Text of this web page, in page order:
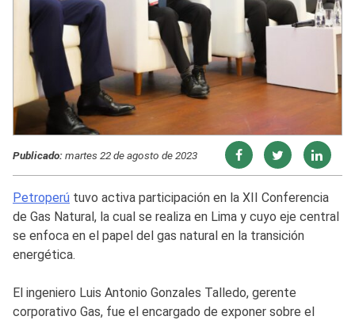
Publicado:martes 22 de agosto de 2023
Petroperú tuvo activa participación en la XII Conferencia
de Gas Natural, la cual se realiza en Lima y cuyo eje central
se enfoca en el papel del gas natural en la transición
energética.
El ingeniero Luis Antonio Gonzales Talledo, gerente
corporativo Gas, fue el encargado de exponer sobre el